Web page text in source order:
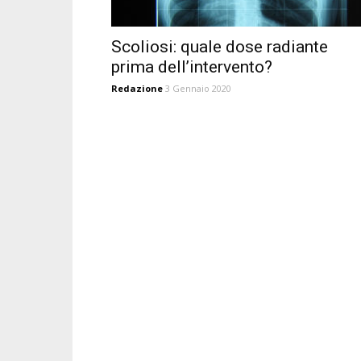
Scoliosi: quale dose radiante
prima dell’intervento?
Redazione 3 Gennaio 2020